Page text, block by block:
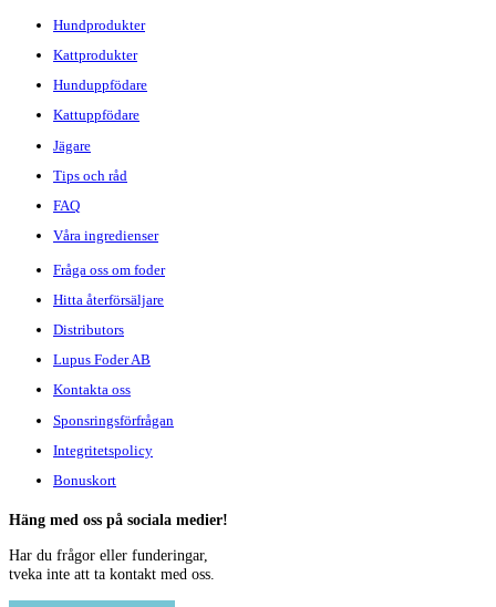
Hundprodukter
Kattprodukter
Hunduppfödare
Kattuppfödare
Jägare
Tips och råd
FAQ
Våra ingredienser
Fråga oss om foder
Hitta återförsäljare
Distributors
Lupus Foder AB
Kontakta oss
Sponsringsförfrågan
Integritetspolicy
Bonuskort
Häng med oss på sociala medier!
Har du frågor eller funderingar,
tveka inte att ta kontakt med oss.